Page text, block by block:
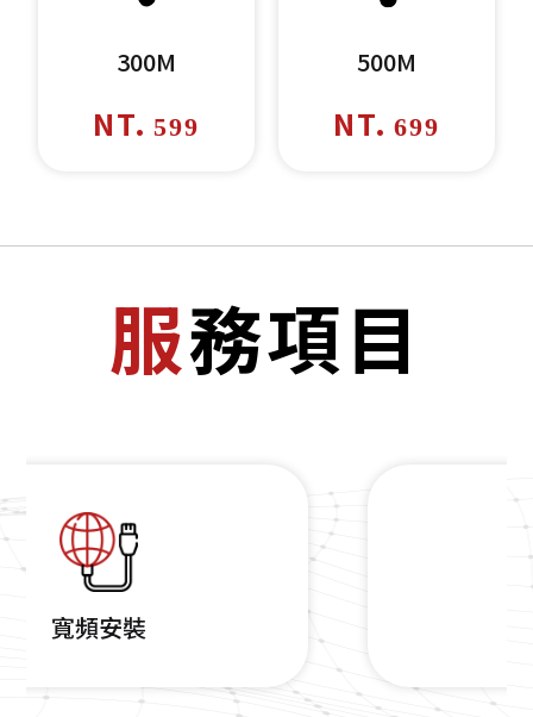
300M
NT. 599
500M
NT. 699
服務項目